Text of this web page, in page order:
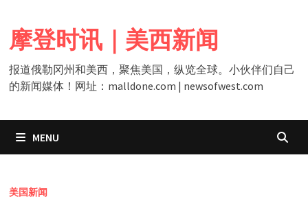
content
摩登时讯｜美西新闻
报道俄勒冈州和美西，聚焦美国，纵览全球。小伙伴们自己
的新闻媒体！网址：malldone.com | newsofwest.com
MENU
美国新闻